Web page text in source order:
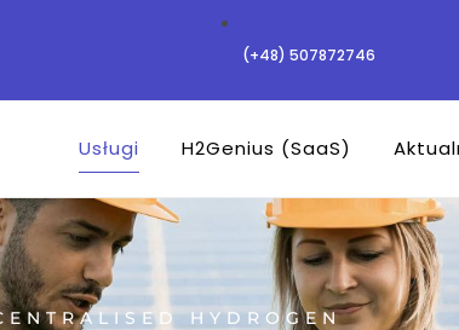
(+48) 507872746
Usługi H2Genius (SaaS)
HYDROGEN